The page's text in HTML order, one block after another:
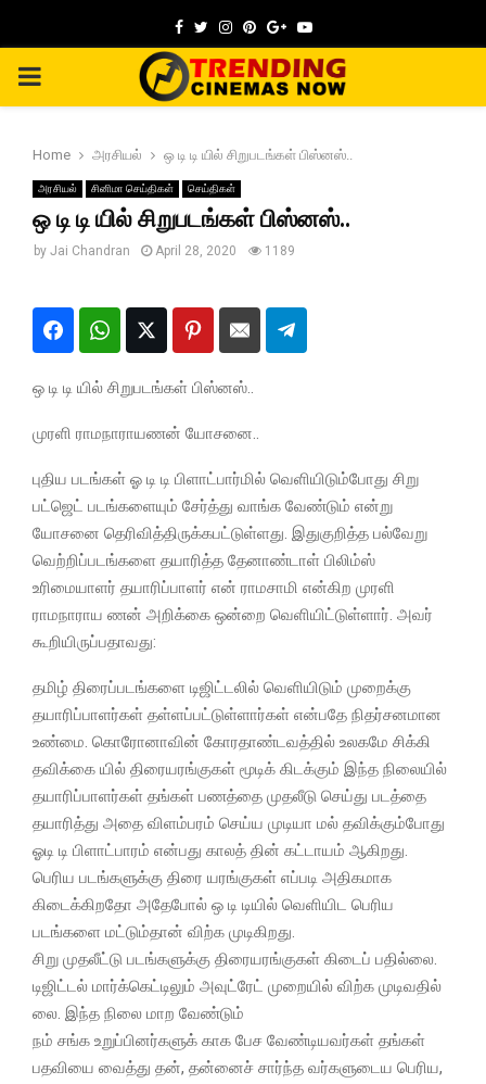
Facebook
TwitterInstagram
Pinterest
GoogleYoutube
PRIMARY
Home அரசியல் ஒ டி டி யில் சிறுபடங்கள் பிஸ்னஸ்..
அரசியல் சினிமா செய்திகள் செய்திகள்
ஒ டி டி யில் சிறுபடங்கள் பிஸ்னஸ்..
by Jai Chandran April 28, 2020 1189
ஒ டி டி யில் சிறுபடங்கள் பிஸ்னஸ்..
முரளி ராமநாராயணன் யோசனை..
புதிய படங்கள் ஓ டி டி பிளாட்பார்மில் வெளியிடும்போது சிறு
பட்ஜெட் படங்களையும் சேர்த்து வாங்க வேண்டும் என்று
யோசனை தெரிவித்திருக்கபட்டுள்ளது. இதுகுறித்த பல்வேறு
வெற்றிப்படங்களை தயாரித்த தேனாண்டாள் பிலிம்ஸ்
உரிமையாளர் தயாரிப்பாளர் என் ராமசாமி என்கிற முரளி
ராமநாராய ணன் அறிக்கை ஒன்றை வெளியிட்டுள்ளார். அவர்
கூறியிருப்பதாவது:
தமிழ் திரைப்படங்களை டிஜிட்டலில் வெளியிடும் முறைக்கு
தயாரிப்பாளர்கள் தள்ளப்பட்டுள்ளார்கள் என்பதே நிதர்சனமான
உண்மை. கொரோனாவின் கோரதாண்டவத்தில் உலகமே சிக்கி
தவிக்கை யில் திரையரங்குகள் மூடிக் கிடக்கும் இந்த நிலையில்
தயாரிப்பாளர்கள் தங்கள் பணத்தை முதலீடு செய்து படத்தை
தயாரித்து அதை விளம்பரம் செய்ய முடியா மல் தவிக்கும்போது
ஓடி டி பிளாட்பாரம் என்பது காலத் தின் கட்டாயம் ஆகிறது.
பெரிய படங்களுக்கு திரை யரங்குகள் எப்படி அதிகமாக
கிடைக்கிறதோ அதேபோல் ஒ டி டியில் வெளியிட பெரிய
படங்களை மட்டும்தான் விற்க முடிகிறது.
சிறு முதலீட்டு படங்களுக்கு திரையரங்குகள் கிடைப் பதில்லை.
டிஜிட்டல் மார்க்கெட்டிலும் அவுட்ரேட் முறையில் விற்க முடிவதில்
லை. இந்த நிலை மாற வேண்டும்
நம் சங்க உறுப்பினர்களுக் காக பேச வேண்டியவர்கள் தங்கள்
பதவியை வைத்து தன், தன்னைச் சார்ந்த வர்களுடைய பெரிய,